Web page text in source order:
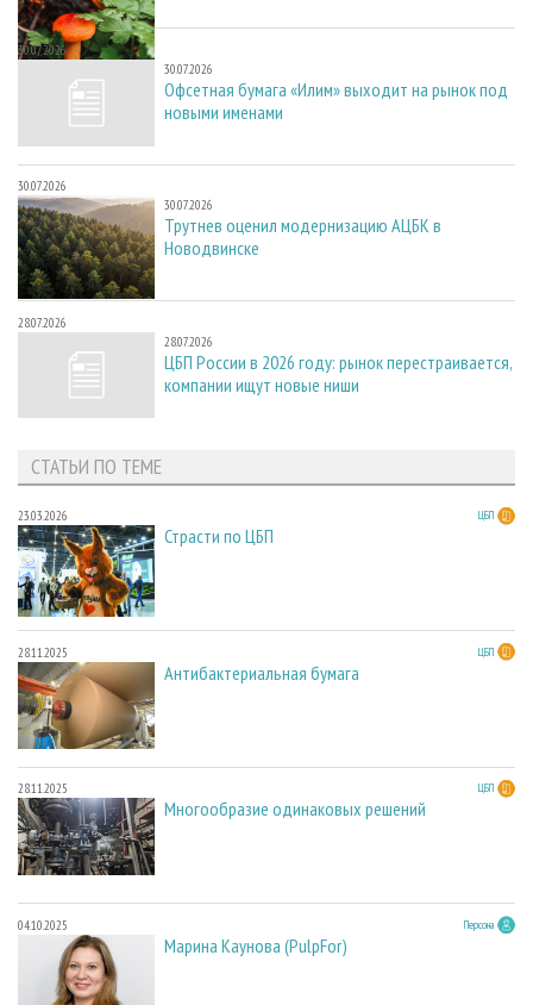
30.07.2026
30.07.2026
Офсетная бумага «Илим» выходит на рынок под
новыми именами
30.07.2026
30.07.2026
Трутнев оценил модернизацию АЦБК в
Новодвинске
28.07.2026
28.07.2026
ЦБП России в 2026 году: рынок перестраивается,
компании ищут новые ниши
СТАТЬИ ПО ТЕМЕ
23.03.2026 ЦБП
Страсти по ЦБП
28.11.2025 ЦБП
Антибактериальная бумага
28.11.2025 ЦБП
Многообразие одинаковых решений
04.10.2025 Персона
Марина Каунова (PulpFor)